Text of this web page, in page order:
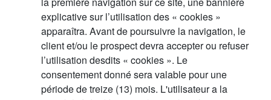
explicative sur l’utilisation des « cookies »
apparaîtra. Avant de poursuivre la navigation, le
client et/ou le prospect devra accepter ou refuser
l’utilisation desdits « cookies ». Le
consentement donné sera valable pour une
période de treize (13) mois. L'utilisateur a la